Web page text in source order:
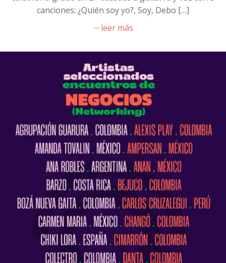
canciones: ¿Quién soy yo?, Soy, Debo […]
leer más